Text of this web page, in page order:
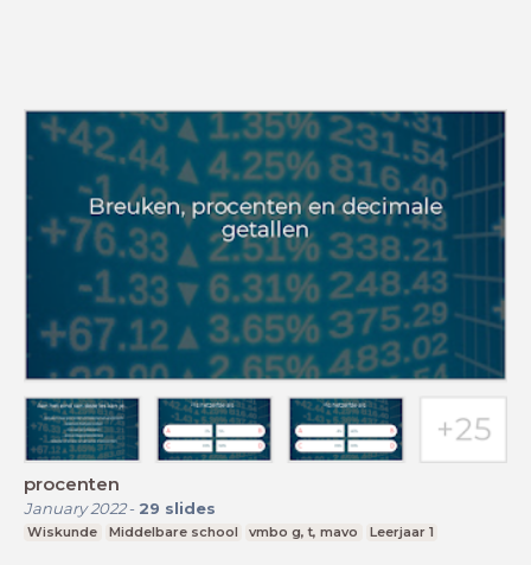
procenten
January 2022- 29 slides
Wiskunde Middelbare school vmbo g, t, mavo Leerjaar 1